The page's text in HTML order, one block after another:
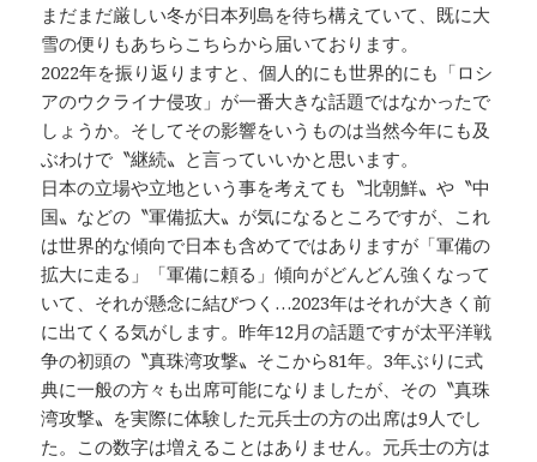
まだまだ厳しい冬が日本列島を待ち構えていて、既に大
雪の便りもあちらこちらから届いております。
2022年を振り返りますと、個人的にも世界的にも「ロシ
アのウクライナ侵攻」が一番大きな話題ではなかったで
しょうか。そしてその影響をいうものは当然今年にも及
ぶわけで〝継続〟と言っていいかと思います。
日本の立場や立地という事を考えても〝北朝鮮〟や〝中
国〟などの〝軍備拡大〟が気になるところですが、これ
は世界的な傾向で日本も含めてではありますが「軍備の
拡大に走る」「軍備に頼る」傾向がどんどん強くなって
いて、それが懸念に結びつく…2023年はそれが大きく前
に出てくる気がします。昨年12月の話題ですが太平洋戦
争の初頭の〝真珠湾攻撃〟そこから81年。3年ぶりに式
典に一般の方々も出席可能になりましたが、その〝真珠
湾攻撃〟を実際に体験した元兵士の方の出席は9人でし
た。この数字は増えることはありません。元兵士の方は